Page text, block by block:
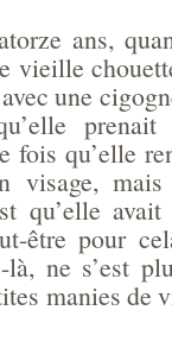
ans,
vieille
une
fois qu’elle
visage,
qu’elle
être pour
là, ne s’est
manies de